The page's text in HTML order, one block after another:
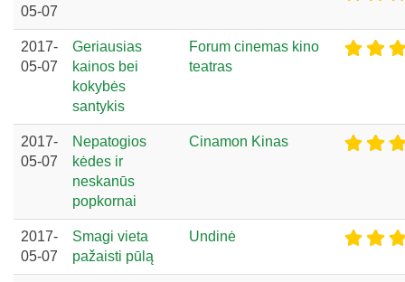
05-07
2017-
05-07
Geriausias
kainos bei
kokybės
santykis
Forum cinemas kino
teatras
2017-
05-07
Nepatogios
kėdes ir
neskanūs
popkornai
Cinamon Kinas
2017-
05-07
Smagi vieta
pažaisti pūlą
Undinė